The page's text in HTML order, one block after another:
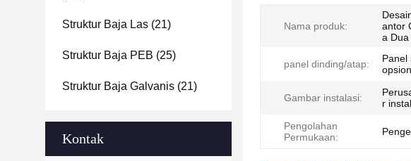
Struktur Baja Las (21)
Struktur Baja PEB (25)
Struktur Baja Galvanis (21)
Kontak
Nama produk:
antor
a
panel dinding/atap:
Panel
Gambar instalasi:
r
Pengolahan
Permukaan: